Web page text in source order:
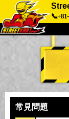
關於
公司
常見問題